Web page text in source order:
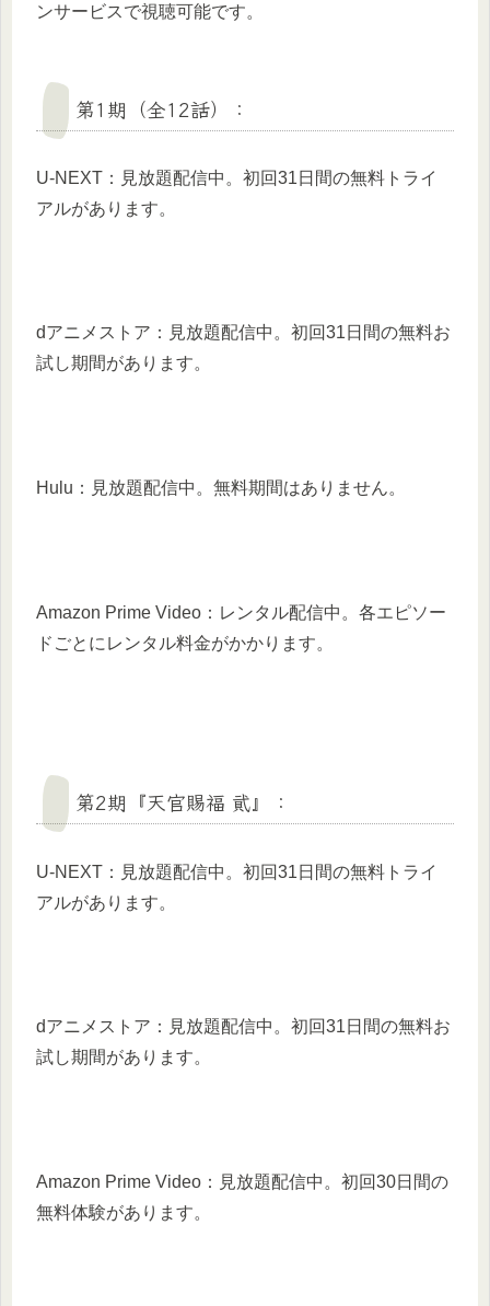
ンサービスで視聴可能です。
第1期（全12話）：
U-NEXT：見放題配信中。初回31日間の無料トライ
アルがあります。
dアニメストア：見放題配信中。初回31日間の無料お
試し期間があります。
Hulu：見放題配信中。無料期間はありません。
Amazon Prime Video：レンタル配信中。各エピソー
ドごとにレンタル料金がかかります。
第2期『天官賜福 貮』：
U-NEXT：見放題配信中。初回31日間の無料トライ
アルがあります。
dアニメストア：見放題配信中。初回31日間の無料お
試し期間があります。
Amazon Prime Video：見放題配信中。初回30日間の
無料体験があります。